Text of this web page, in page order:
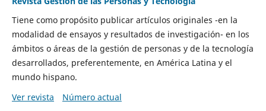
Tiene como propósito publicar artículos originales -en la
modalidad de ensayos y resultados de investigación- en los
ámbitos o áreas de la gestión de personas y de la tecnología
desarrollados, preferentemente, en América Latina y el
mundo hispano.
Ver revista
Número actual